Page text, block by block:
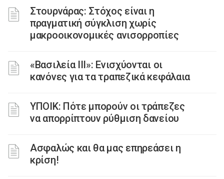
Στουρνάρας: Στόχος είναι η
πραγματική σύγκλιση χωρίς
μακροοικονομικές ανισορροπίες
«Βασιλεία ΙΙΙ»: Ενισχύονται οι
κανόνες για τα τραπεζικά κεφάλαια
ΥΠΟΙΚ: Πότε μπορούν οι τράπεζες
να απορρίπτουν ρύθμιση δανείου
Ασφαλώς και θα μας επηρεάσει η
κρίση!